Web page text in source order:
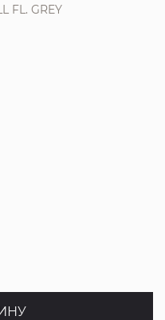
FL. GREY